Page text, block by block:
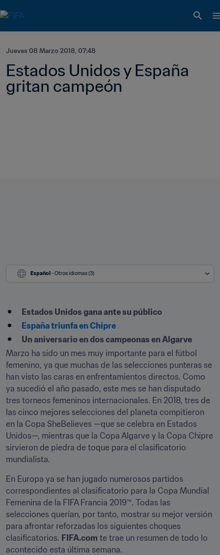
Jueves 08 Marzo 2018, 07:48
Estados Unidos y España
gritan campeón
Español - Otros idiomas (3)
​Estados Unidos gana ante su público
España triunfa en Chipre
Un aniversario en dos campeonas en Algarve
Marzo ha sido un mes muy importante para el fútbol
femenino, ya que muchas de las selecciones punteras se
han visto las caras en enfrentamientos directos. Como
ya sucedió el año pasado, este mes se han disputado
tres torneos femeninos internacionales. En 2018, tres de
las cinco mejores selecciones del planeta compitieron
en la Copa SheBelieves —que se celebra en Estados
Unidos—, mientras que la Copa Algarve y la Copa Chipre
sirvieron de piedra de toque para el clasificatorio
mundialista.
En Europa ya se han jugado numerosos partidos
correspondientes al clasificatorio para la Copa Mundial
Femenina de la FIFA Francia 2019™. Todas las
selecciones querían, por tanto, mostrar su mejor versión
para afrontar reforzadas los siguientes choques
clasificatorios. FIFA.com te trae un resumen de todo lo
acontecido esta última semana.